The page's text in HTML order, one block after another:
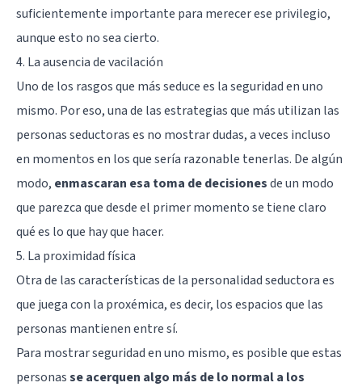
suficientemente importante para merecer ese privilegio,
aunque esto no sea cierto.
4. La ausencia de vacilación
Uno de los rasgos que más seduce es la seguridad en uno
mismo. Por eso, una de las estrategias que más utilizan las
personas seductoras es no mostrar dudas, a veces incluso
en momentos en los que sería razonable tenerlas. De algún
modo, enmascaran esa toma de decisionesde un modo
que parezca que desde el primer momento se tiene claro
qué es lo que hay que hacer.
5. La proximidad física
Otra de las características de la personalidad seductora es
que juega con la proxémica, es decir, los espacios que las
personas mantienen entre sí.
Para mostrar seguridad en uno mismo, es posible que estas
personasse acerquen algo más de lo normal a los